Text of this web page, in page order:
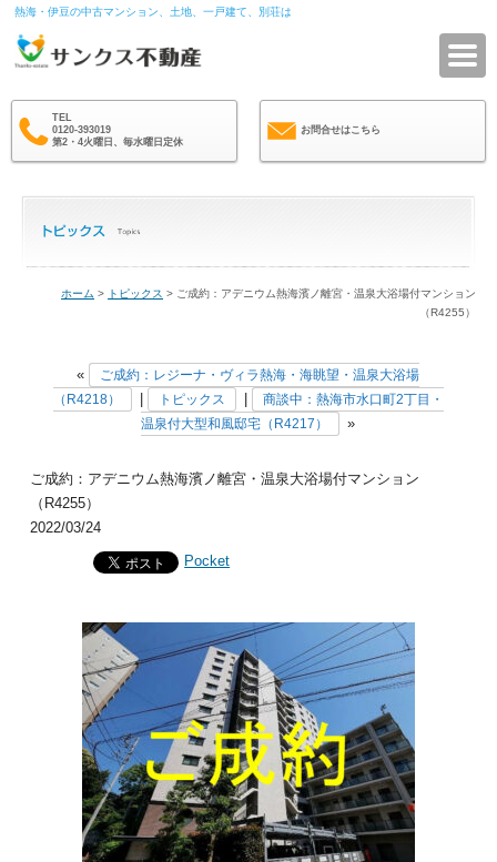
熱海・伊豆の中古マンション、土地、一戸建て、別荘は
TEL
0120-393019
第2・4火曜日、毎水曜日定休
お問合せはこちら
ホーム > トピックス > ご成約：アデニウム熱海濱ノ離宮・温泉大浴場付マンション
（R4255）
«
ご成約：レジーナ・ヴィラ熱海・海眺望・温泉大浴場
（R4218）
トピックス
商談中：熱海市水口町2丁目・
温泉付大型和風邸宅（R4217）
»
ご成約：アデニウム熱海濱ノ離宮・温泉大浴場付マンション
（R4255）
2022/03/24
Pocket